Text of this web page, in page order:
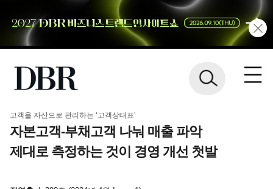
고객을 자산으로 관리하는 ‘고객상태표’
자본고객-부채고객 나눠 매출 파악
제대로 측정하는 것이 경영 개선 첫발